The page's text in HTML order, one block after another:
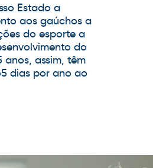
Estado a
aos gaúchos a
do esporte a
do
anos, assim, têm
dias por ano ao